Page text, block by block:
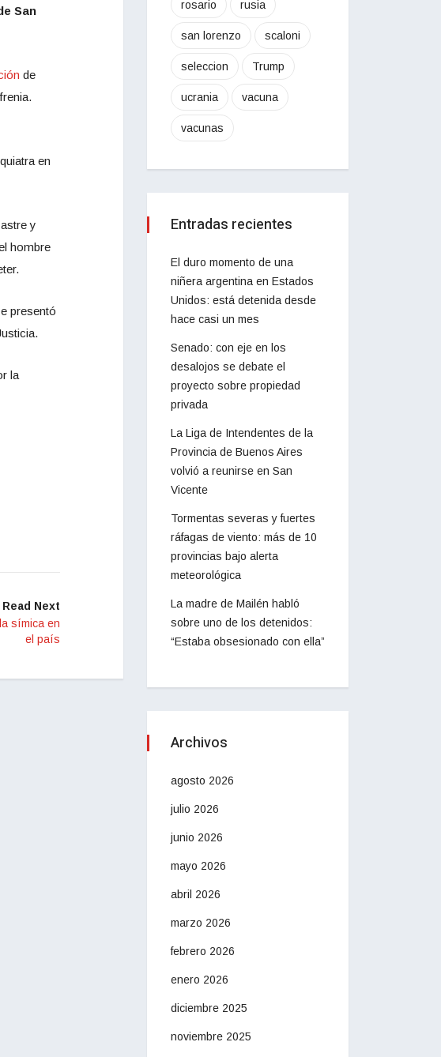
San
de
en
y
hombre
presentó
la
Read Next
símica en
el país
rosario rusia
san lorenzo scaloni
seleccion Trump
ucrania vacuna
vacunas
Entradas recientes
El duro momento de una
niñera argentina en Estados
Unidos: está detenida desde
hace casi un mes
Senado: con eje en los
desalojos se debate el
proyecto sobre propiedad
privada
La Liga de Intendentes de la
Provincia de Buenos Aires
volvió a reunirse en San
Vicente
Tormentas severas y fuertes
ráfagas de viento: más de 10
provincias bajo alerta
meteorológica
La madre de Mailén habló
sobre uno de los detenidos:
“Estaba obsesionado con ella”
Archivos
agosto 2026
julio 2026
junio 2026
mayo 2026
abril 2026
marzo 2026
febrero 2026
enero 2026
diciembre 2025
noviembre 2025